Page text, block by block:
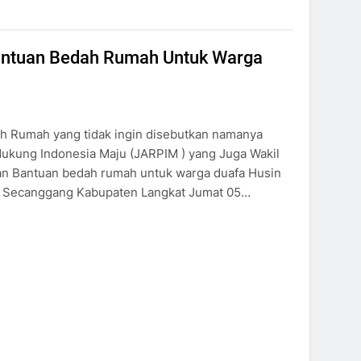
Bedah Rumah Untuk Warga
Rumah yang tidak ingin disebutkan namanya
Indonesia Maju (JARPIM ) yang Juga Wakil
Bantuan bedah rumah untuk warga duafa Husin
Kabupaten Langkat Jumat 05…